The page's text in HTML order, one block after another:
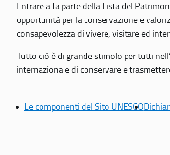
Entrare a fa parte della Lista del
opportunità per la conservazione e
consapevolezza di vivere, visitare ed
Tutto ciò è di grande stimolo per tutti
internazionale di conservare e
Le componenti del Sito UNESCO